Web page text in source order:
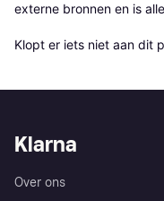
externe bronnen en is
Klopt er iets niet aan dit
Klarna
Over ons